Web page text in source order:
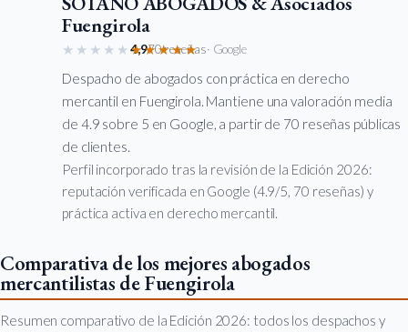
Fuengirola
★★★★★★★★★★
4,970 reseñas· Google
Despacho de abogados con práctica en derecho
mercantil en Fuengirola. Mantiene una valoración media
de 4.9 sobre 5 en Google, a partir de 70 reseñas públicas
de clientes.
Perfil incorporado tras la revisión de la Edición 2026:
reputación verificada en Google (4.9/5, 70 reseñas) y
práctica activa en derecho mercantil.
Comparativa de los mejores abogados
mercantilistas de Fuengirola
Resumen comparativo de la Edición 2026: todos los despachos y